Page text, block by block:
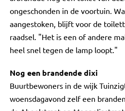
ongeschonden in de voortuin.
aangestoken, blijft voor de
raadsel. "Het is een of andere
heel snel tegen de lamp loopt."
Nog een brandende dixi
Buurtbewoners in de wijk
woensdagavond zelf een